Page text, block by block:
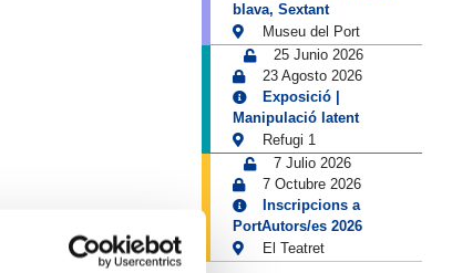
blava, Sextant
Museu del Port
25 Junio 2026
23 Agosto 2026
Exposició |
Manipulació latent
Refugi 1
7 Julio 2026
7 Octubre 2026
Inscripcions a
PortAutors/es 2026
El Teatret